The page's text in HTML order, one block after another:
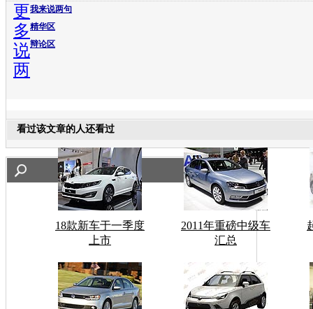
我来说两句
精华区
辩论区
更
多
说
两
看过该文章的人还看过
18款新车于一季度
上市
2011年重磅中级车
汇总